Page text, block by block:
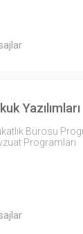
Yazılımları
Bürosu
Programları